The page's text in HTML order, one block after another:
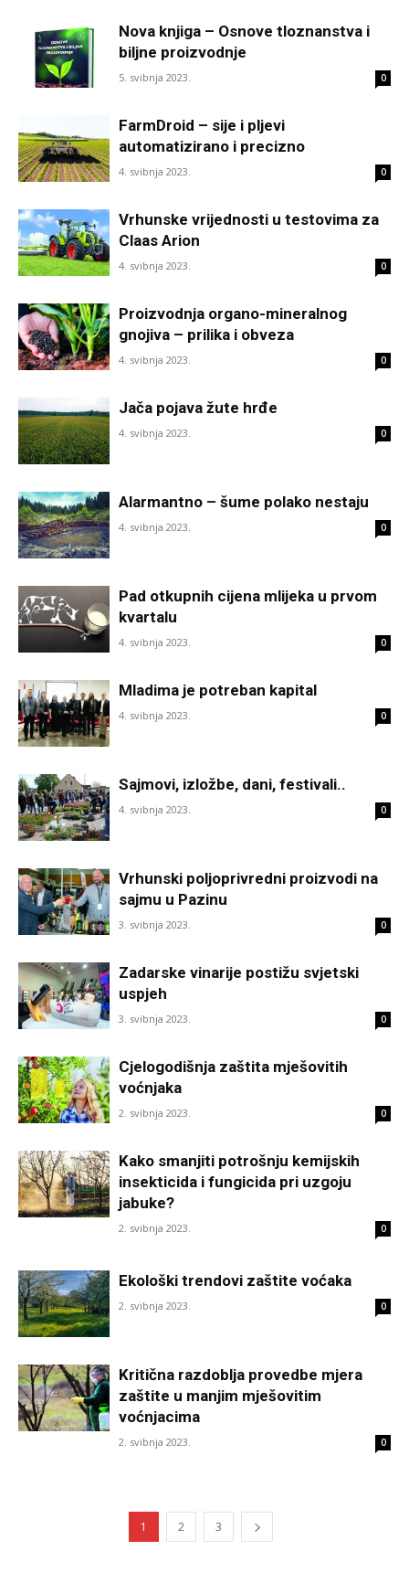
Nova knjiga – Osnove tloznanstva i
biljne proizvodnje
5. svibnja 2023. 0
FarmDroid – sije i pljevi
automatizirano i precizno
4. svibnja 2023. 0
Vrhunske vrijednosti u testovima za
Claas Arion
4. svibnja 2023. 0
Proizvodnja organo-mineralnog
gnojiva – prilika i obveza
4. svibnja 2023. 0
Jača pojava žute hrđe
4. svibnja 2023. 0
Alarmantno – šume polako nestaju
4. svibnja 2023. 0
Pad otkupnih cijena mlijeka u prvom
kvartalu
4. svibnja 2023. 0
Mladima je potreban kapital
4. svibnja 2023. 0
Sajmovi, izložbe, dani, festivali..
4. svibnja 2023. 0
Vrhunski poljoprivredni proizvodi na
sajmu u Pazinu
3. svibnja 2023. 0
Zadarske vinarije postižu svjetski
uspjeh
3. svibnja 2023. 0
Cjelogodišnja zaštita mješovitih
voćnjaka
2. svibnja 2023. 0
Kako smanjiti potrošnju kemijskih
insekticida i fungicida pri uzgoju
jabuke?
2. svibnja 2023. 0
Ekološki trendovi zaštite voćaka
2. svibnja 2023. 0
Kritična razdoblja provedbe mjera
zaštite u manjim mješovitim
voćnjacima
2. svibnja 2023. 0
1 2 3